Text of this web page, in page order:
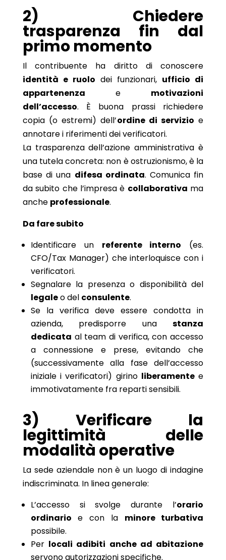
2) Chiedere
trasparenza fin dal
primo momento
Il contribuente ha diritto di conoscere
identità e ruolo dei funzionari, ufficio di
appartenenza e motivazioni
dell’accesso. È buona prassi richiedere
copia (o estremi) dell’ordine di servizio e
annotare i riferimenti dei verificatori.
La trasparenza dell’azione amministrativa è
una tutela concreta: non è ostruzionismo, è la
base di una difesa ordinata. Comunica fin
da subito che l’impresa è collaborativa ma
anche professionale.
Da fare subito
Identificare un referente interno (es.
CFO/Tax Manager) che interloquisce con i
verificatori.
Segnalare la presenza o disponibilità del
legaleo del consulente.
Se la verifica deve essere condotta in
azienda, predisporre unastanza
dedicata al team di verifica, con accesso
a connessione e prese, evitando che
(successivamente alla fase dell’accesso
iniziale i verificatori) girino liberamentee
immotivatamente fra reparti sensibili.
3) Verificare la
legittimità delle
modalità operative
La sede aziendale non è un luogo di indagine
indiscriminata. In linea generale:
L’accesso si svolge durante l’orario
ordinario e con la minore turbativa
possibile.
Per locali adibiti anche ad abitazione
servono autorizzazioni specifiche.